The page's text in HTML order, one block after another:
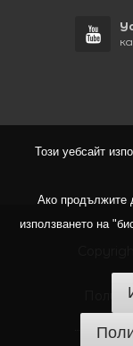
Този уебсайт
Ако продължите
използването на